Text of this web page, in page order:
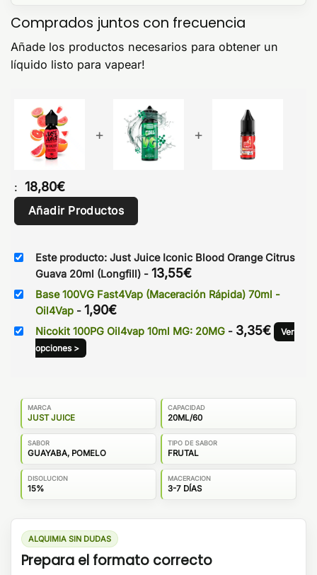
Comprados juntos con frecuencia
Añade los productos necesarios para obtener un
líquido listo para vapear!
+ +
: 18,80€
Añadir Productos
Este producto: Just Juice Iconic Blood Orange Citrus
Guava 20ml (Longfill) - 13,55€
Base 100VG Fast4Vap (Maceración Rápida) 70ml -
Oil4Vap - 1,90€
Nicokit 100PG Oil4vap 10ml MG: 20MG - 3,35€
Ver
opciones >
MARCA
JUST JUICE
CAPACIDAD
20ML/60
SABOR
GUAYABA, POMELO
TIPO DE SABOR
FRUTAL
DISOLUCION
15%
MACERACION
3-7 DÍAS
ALQUIMIA SIN DUDAS
Prepara el formato correcto